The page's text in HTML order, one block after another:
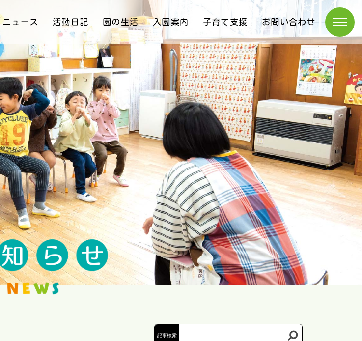
ニュース 活動日記 園の生活 入園案内 子育て支援 お問い合わせ
トップページ
園紹介
ニュース
活動日記
園の生活
入園案内
子育て支援
お問い合わせ
記事検索